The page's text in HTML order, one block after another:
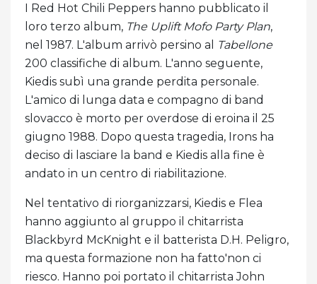
I Red Hot Chili Peppers hanno pubblicato il
loro terzo album, The Uplift Mofo Party Plan,
nel 1987. L'album arrivò persino al
Tabellone
200 classifiche di album. L'anno seguente,
Kiedis subì una grande perdita personale.
L'amico di lunga data e compagno di band
slovacco è morto per overdose di eroina il 25
giugno 1988. Dopo questa tragedia, Irons ha
deciso di lasciare la band e Kiedis alla fine è
andato in un centro di riabilitazione.
Nel tentativo di riorganizzarsi, Kiedis e Flea
hanno aggiunto al gruppo il chitarrista
Blackbyrd McKnight e il batterista D.H. Peligro,
ma questa formazione non ha fatto'non ci
riesco. Hanno poi portato il chitarrista John